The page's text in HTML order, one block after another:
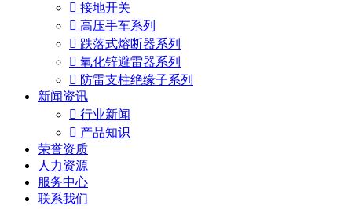
 接地开关
 高压手车系列
 跌落式熔断器系列
 氧化锌避雷器系列
 防雷支柱绝缘子系列
新闻资讯
 行业新闻
 产品知识
荣誉资质
人力资源
服务中心
联系我们